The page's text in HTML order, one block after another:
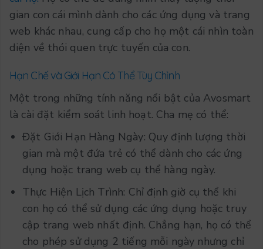
gian con cái mình dành cho các ứng dụng và trang
web khác nhau, cung cấp cho họ một cái nhìn toàn
diện về thói quen trực tuyến của con.
Hạn Chế và Giới Hạn Có Thể Tùy Chỉnh
Một trong những tính năng nổi bật của Avosmart
là cài đặt kiểm soát linh hoạt. Cha mẹ có thể:
Đặt Giới Hạn Hàng Ngày: Quy định lượng thời
gian mà một đứa trẻ có thể dành cho các ứng
dụng hoặc trang web cụ thể hàng ngày.
Thực Hiện Lịch Trình: Chỉ định giờ cụ thể khi
con họ có thể sử dụng các ứng dụng hoặc truy
cập trang web nhất định. Chẳng hạn, họ có thể
cho phép sử dụng 2 tiếng mỗi ngày nhưng chỉ